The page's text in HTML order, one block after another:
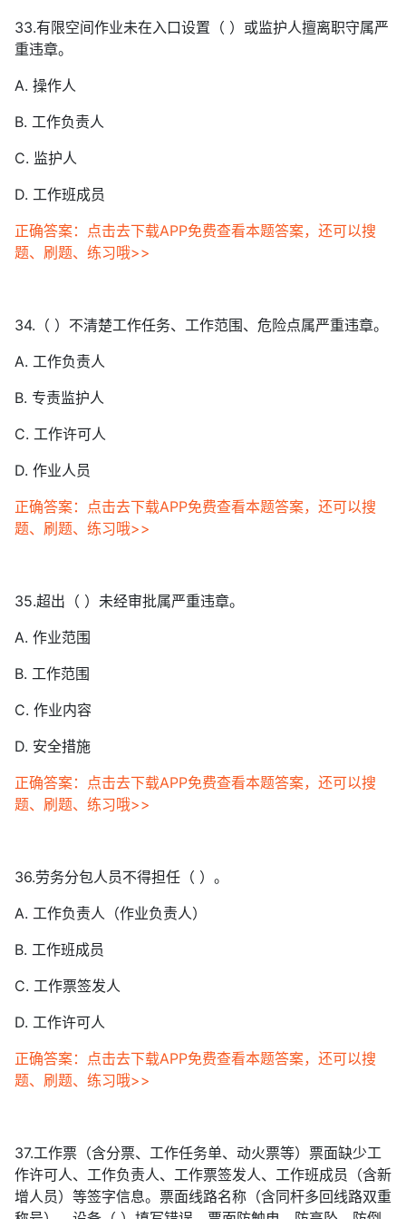
33.有限空间作业未在入口设置（ ）或监护人擅离职守属严
重违章。
A. 操作人
B. 工作负责人
C. 监护人
D. 工作班成员
正确答案：点击去下载APP免费查看本题答案，还可以搜
题、刷题、练习哦>>
34.（ ）不清楚工作任务、工作范围、危险点属严重违章。
A. 工作负责人
B. 专责监护人
C. 工作许可人
D. 作业人员
正确答案：点击去下载APP免费查看本题答案，还可以搜
题、刷题、练习哦>>
35.超出（ ）未经审批属严重违章。
A. 作业范围
B. 工作范围
C. 作业内容
D. 安全措施
正确答案：点击去下载APP免费查看本题答案，还可以搜
题、刷题、练习哦>>
36.劳务分包人员不得担任（ ）。
A. 工作负责人（作业负责人）
B. 工作班成员
C. 工作票签发人
D. 工作许可人
正确答案：点击去下载APP免费查看本题答案，还可以搜
题、刷题、练习哦>>
37.工作票（含分票、工作任务单、动火票等）票面缺少工
作许可人、工作负责人、工作票签发人、工作班成员（含新
增人员）等签字信息。票面线路名称（含同杆多回线路双重